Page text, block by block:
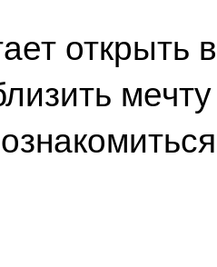
открыть